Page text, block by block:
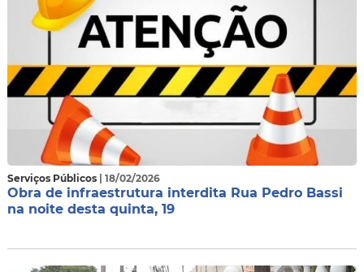
Serviços Públicos | 18/02/2026
Obra de infraestrutura interdita Rua Pedro Bassi
na noite desta quinta, 19